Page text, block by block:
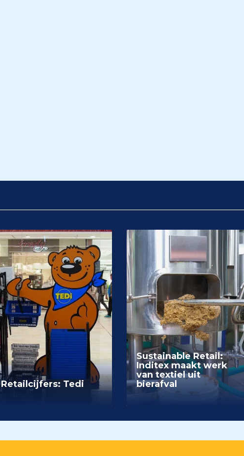
Retailcijfers: Tedi
Sustainable Retail:
Inditex maakt werk
van textiel uit
bierafval